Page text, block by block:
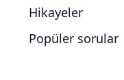
Hikayeler
Popüler sorular